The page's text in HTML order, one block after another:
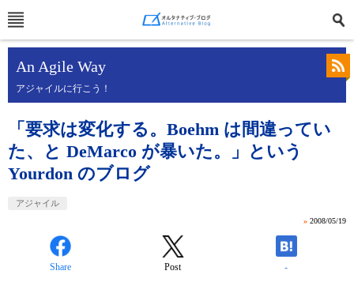
An Agile Way
アジャイルに行こう！
「要求は変化する。Boehm は間違ってい
た、と DeMarco が暴いた。」という
Yourdon のブログ
アジャイル
» 2008/05/19
Share Post -